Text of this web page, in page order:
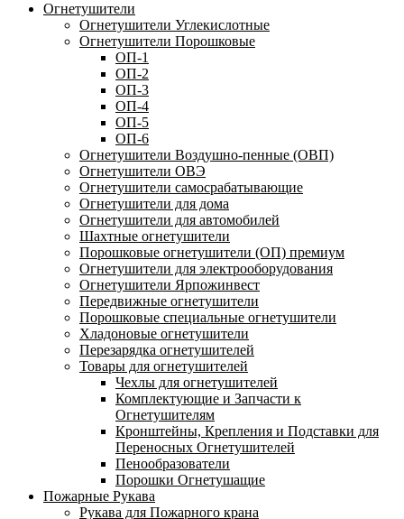
Огнетушители
Огнетушители Углекислотные
Огнетушители Порошковые
ОП-1
ОП-2
ОП-3
ОП-4
ОП-5
ОП-6
Огнетушители Воздушно-пенные (ОВП)
Огнетушители ОВЭ
Огнетушители самосрабатывающие
Огнетушители для дома
Огнетушители для автомобилей
Шахтные огнетушители
Порошковые огнетушители (ОП) премиум
Огнетушители для электрооборудования
Огнетушители Ярпожинвест
Передвижные огнетушители
Порошковые специальные огнетушители
Хладоновые огнетушители
Перезарядка огнетушителей
Товары для огнетушителей
Чехлы для огнетушителей
Комплектующие и Запчасти к
Огнетушителям
Кронштейны, Крепления и Подставки для
Переносных Огнетушителей
Пенообразователи
Порошки Огнетушащие
Пожарные Рукава
Рукава для Пожарного крана